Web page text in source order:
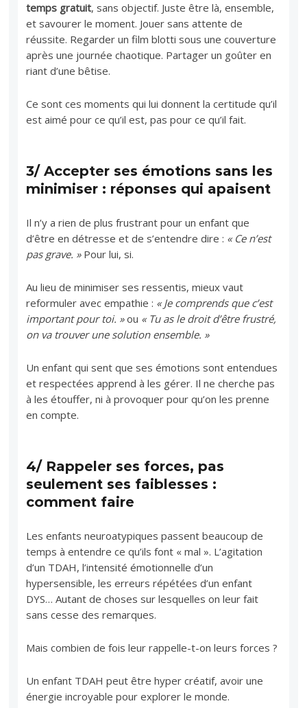
temps gratuit, sans objectif. Juste être là, ensemble,
et savourer le moment. Jouer sans attente de
réussite. Regarder un film blotti sous une couverture
après une journée chaotique. Partager un goûter en
riant d’une bêtise.
Ce sont ces moments qui lui donnent la certitude qu’il
est aimé pour ce qu’il est, pas pour ce qu’il fait.
3/ Accepter ses émotions sans les
minimiser : réponses qui apaisent
Il n’y a rien de plus frustrant pour un enfant que
d’être en détresse et de s’entendre dire : « Ce n’est
pas grave. »Pour lui, si.
Au lieu de minimiser ses ressentis, mieux vaut
reformuler avec empathie : « Je comprends que c’est
important pour toi. »ou « Tu as le droit d’être frustré,
on va trouver une solution ensemble. »
Un enfant qui sent que ses émotions sont entendues
et respectées apprend à les gérer. Il ne cherche pas
à les étouffer, ni à provoquer pour qu’on les prenne
en compte.
4/ Rappeler ses forces, pas
seulement ses faiblesses :
comment faire
Les enfants neuroatypiques passent beaucoup de
temps à entendre ce qu’ils font « mal ». L’agitation
d’un TDAH, l’intensité émotionnelle d’un
hypersensible, les erreurs répétées d’un enfant
DYS… Autant de choses sur lesquelles on leur fait
sans cesse des remarques.
Mais combien de fois leur rappelle-t-on leurs forces ?
Un enfant TDAH peut être hyper créatif, avoir une
énergie incroyable pour explorer le monde.